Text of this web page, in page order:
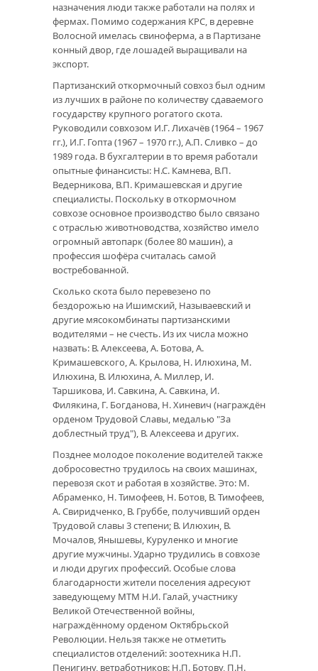
назначения люди также работали на полях и
фермах. Помимо содержания КРС, в деревне
Волосной имелась свиноферма, а в Партизане
конный двор, где лошадей выращивали на
экспорт.
Партизанский откормочный совхоз был одним
из лучших в районе по количеству сдаваемого
государству крупного рогатого скота.
Руководили совхозом И.Г. Лихачёв (1964 – 1967
гг.), И.Г. Гопта (1967 – 1970 гг.), А.П. Сливко – до
1989 года. В бухгалтерии в то время работали
опытные финансисты: Н.С. Камнева, В.П.
Ведерникова, В.П. Кримашевская и другие
специалисты. Поскольку в откормочном
совхозе основное производство было связано
с отраслью животноводства, хозяйство имело
огромный автопарк (более 80 машин), а
профессия шофёра считалась самой
востребованной.
Сколько скота было перевезено по
бездорожью на Ишимский, Называевский и
другие мясокомбинаты партизанскими
водителями – не счесть. Из их числа можно
назвать: В. Алексеева, А. Ботова, А.
Кримашевского, А. Крылова, Н. Илюхина, М.
Илюхина, В. Илюхина, А. Миллер, И.
Таршикова, И. Савкина, А. Савкина, И.
Филякина, Г. Богданова, Н. Хиневич (награждён
орденом Трудовой Славы, медалью "За
доблестный труд"), В. Алексеева и других.
Позднее молодое поколение водителей также
добросовестно трудилось на своих машинах,
перевозя скот и работая в хозяйстве. Это: М.
Абраменко, Н. Тимофеев, Н. Ботов, В. Тимофеев,
А. Свиридченко, В. Груббе, получивший орден
Трудовой славы 3 степени; В. Илюхин, В.
Мочалов, Янышевы, Куруленко и многие
другие мужчины. Ударно трудились в совхозе
и люди других профессий. Особые слова
благодарности жители поселения адресуют
заведующему МТМ Н.И. Галай, участнику
Великой Отечественной войны,
награждённому орденом Октябрьской
Революции. Нельзя также не отметить
специалистов отделений: зоотехника Н.П.
Пенигину, ветработников: Н.П. Ботову, П.Н.